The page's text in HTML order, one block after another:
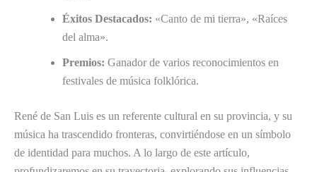
Éxitos Destacados: «Canto de mi tierra», «Raíces
del alma».
Premios: Ganador de varios reconocimientos en
festivales de música folklórica.
René de San Luis es un referente cultural en su provincia, y su
música ha trascendido fronteras, convirtiéndose en un símbolo
de identidad para muchos. A lo largo de este artículo,